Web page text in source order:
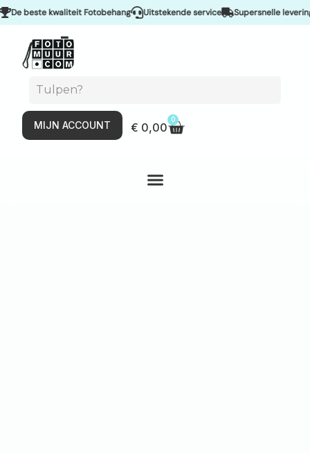
kwaliteit Fotobehang Uitstekende service Supersnelle levering &
MIJN ACCOUNT € 0,00
0